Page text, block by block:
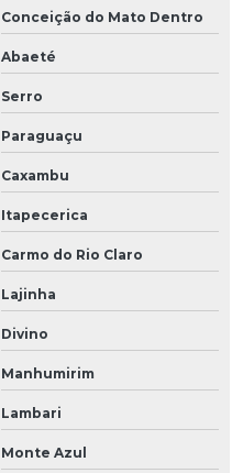
Conceição do Mato Dentro
Abaeté
Serro
Paraguaçu
Caxambu
Itapecerica
Carmo do Rio Claro
Lajinha
Divino
Manhumirim
Lambari
Monte Azul